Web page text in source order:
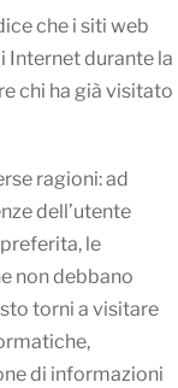
che i siti web
Internet durante la
chi ha già visitato
ragioni: ad
dell’utente
le
non debbano
torni a visitare
di informazioni